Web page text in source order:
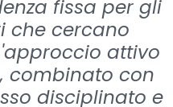
fissa per gli
che cercano
attivo
combinato con
disciplinato e